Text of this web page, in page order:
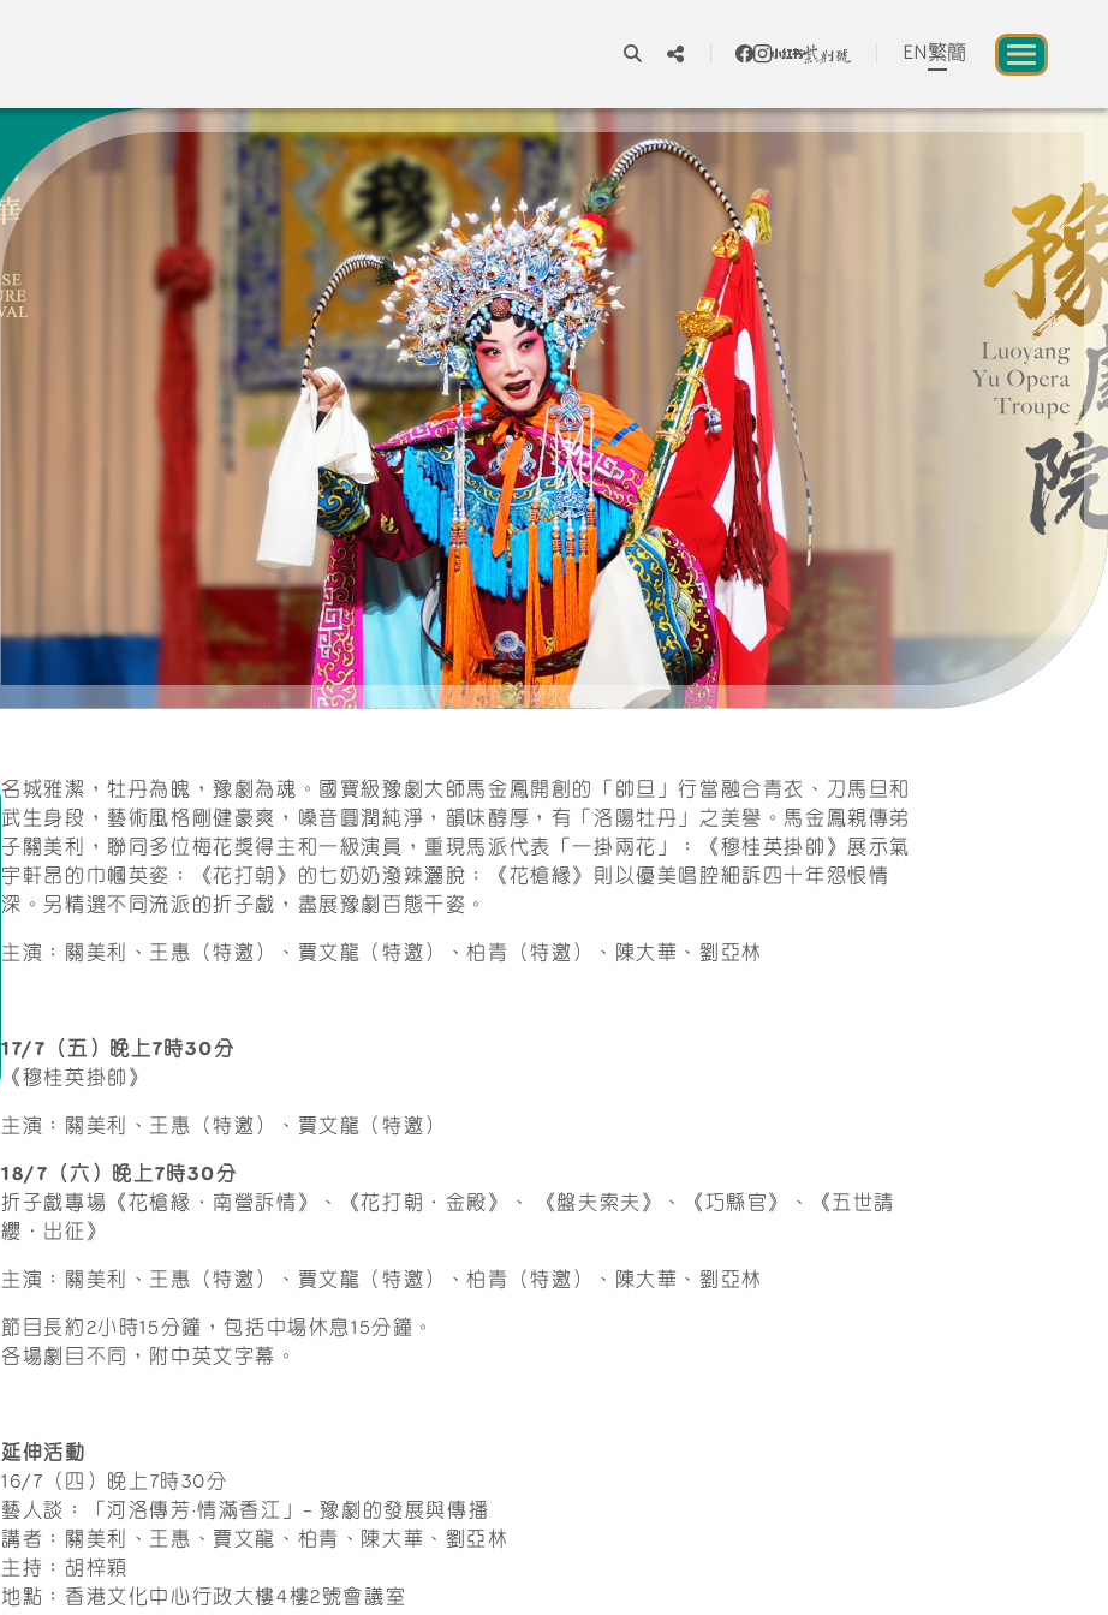
EN 繁簡
一所讓公眾體驗中華文化的新場館
中華文化節 2026
聯絡我們
名城雅潔，牡丹為魄，豫劇為魂。國寶級豫劇大師馬金鳳開創的「帥旦」行當融合青衣、刀馬旦和
武生身段，藝術風格剛健豪爽，嗓音圓潤純淨，韻味醇厚，有「洛陽牡丹」之美譽。馬金鳳親傳弟
子關美利，聯同多位梅花獎得主和一級演員，重現馬派代表「一掛兩花」：《穆桂英掛帥》展示氣
宇軒昂的巾幗英姿；《花打朝》的七奶奶潑辣灑脫；《花槍緣》則以優美唱腔細訴四十年怨恨情
深。另精選不同流派的折子戲，盡展豫劇百態千姿。
主演：關美利、王惠（特邀）、賈文龍（特邀）、柏青（特邀）、陳大華、劉亞林
17/7（五）晚上7時30分
《穆桂英掛帥》
主演：關美利、王惠（特邀）、賈文龍（特邀）
18/7（六）晚上7時30分
折子戲專場《花槍緣．南營訴情》、《花打朝．金殿》、 《盤夫索夫》、《巧縣官》、《五世請
纓．出征》
主演：關美利、王惠（特邀）、賈文龍（特邀）、柏青（特邀）、陳大華、劉亞林
節目長約2小時15分鐘，包括中場休息15分鐘。
各場劇目不同，附中英文字幕。
延伸活動
16/7（四）晚上7時30分
藝人談：「河洛傳芳·情滿香江」– 豫劇的發展與傳播
講者：關美利、王惠、賈文龍、柏青、陳大華、劉亞林
主持：胡梓穎
地點：香港文化中心行政大樓4樓2號會議室